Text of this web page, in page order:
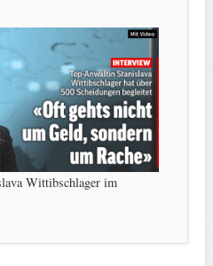
Wittibschlager im